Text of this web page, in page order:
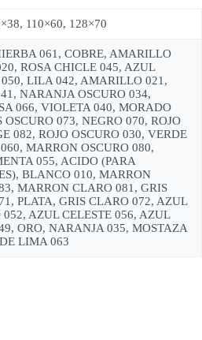
110×60, 128×70
061, COBRE, AMARILLO
ROSA CHICLE 045, AZUL
050, LILA 042, AMARILLO 021,
NARANJA OSCURO 034,
066, VIOLETA 040, MORADO
OSCURO 073, NEGRO 070, ROJO
082, ROJO OSCURO 030, VERDE
MARRON OSCURO 080,
055, ACIDO (PARA
BLANCO 010, MARRON
MARRON CLARO 081, GRIS
PLATA, GRIS CLARO 072, AZUL
052, AZUL CELESTE 056, AZUL
ORO, NARANJA 035, MOSTAZA
LIMA 063